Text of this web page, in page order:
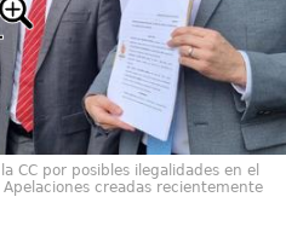
CC por posibles ilegalidades en el
creadas recientemente